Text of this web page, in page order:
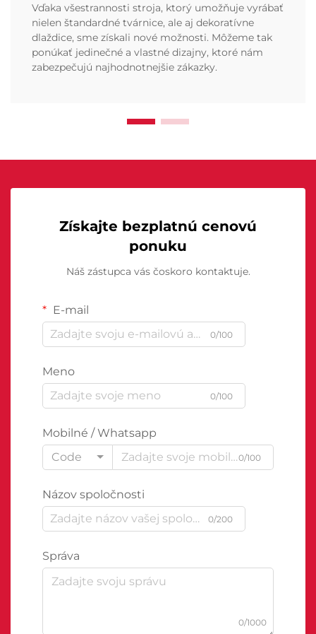
Vďaka všestrannosti stroja, ktorý umožňuje vyrábať
nielen štandardné tvárnice, ale aj dekoratívne
dlaždice, sme získali nové možnosti. Môžeme tak
ponúkať jedinečné a vlastné dizajny, ktoré nám
zabezpečujú najhodnotnejšie zákazky.
Získajte bezplatnú cenovú
ponuku
Náš zástupca vás čoskoro kontaktuje.
E-mail
0/100
Meno
0/100
Mobilné / Whatsapp
Code
0/100
Názov spoločnosti
0/200
Správa
0/1000